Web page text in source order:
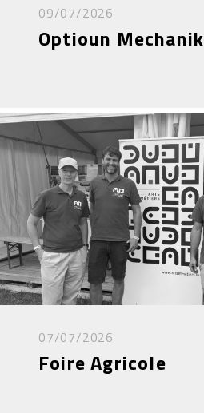
09/07/2026
Optioun Mechanik
07/07/2026
Foire Agricole